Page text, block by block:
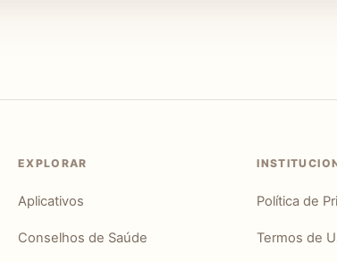
EXPLORAR
Aplicativos
Conselhos de Saúde
Política de
Termos de